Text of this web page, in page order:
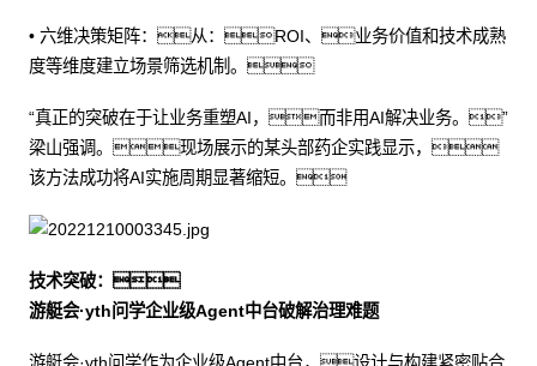
• 六维决策矩阵：从：ROI、业务价值和技术成熟
度等维度建立场景筛选机制。
“真正的突破在于让业务重塑AI，而非用AI解决业务。”
梁山强调。现场展示的某头部药企实践显示，
该方法成功将AI实施周期显著缩短。
技术突破：
游艇会·yth问学企业级Agent中台破解治理难题